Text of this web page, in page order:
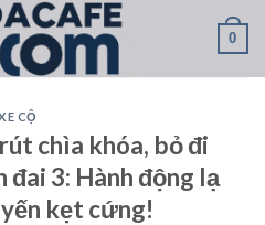
0
CỘ
chìa khóa, bỏ đi
3: Hành động lạ
kẹt cứng!